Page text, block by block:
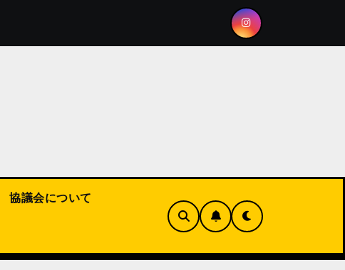
「合同就職面接会」開催のお知らせ ～出展ご希望の企
協議会について